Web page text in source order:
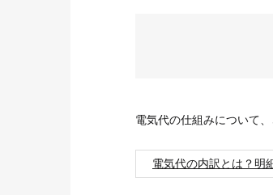
電気代の仕組みについて
電気代の内訳とは？明